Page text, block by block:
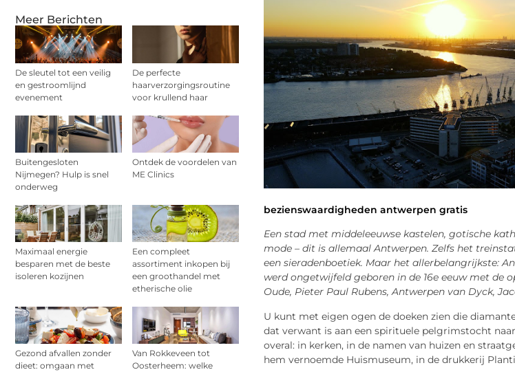
Meer Berichten
De sleutel tot een veilig
en gestroomlijnd
evenement
De perfecte
haarverzorgingsroutine
voor krullend haar
Buitengesloten
Nijmegen? Hulp is snel
onderweg
Ontdek de voordelen van
ME Clinics
Maximaal energie
besparen met de beste
isoleren kozijnen
Een compleet
assortiment inkopen bij
een groothandel met
etherische olie
Gezond afvallen zonder
dieet: omgaan met
Van Rokkeveen tot
Oosterheem: welke
bezienswaardigheden antwerpen gratis
Een stad met middeleeuwse kastelen, gotische
mode – dit is allemaal Antwerpen. Zelfs het
een sieradenboetiek. Maar het allerbelangrijkste:
werd ongetwijfeld geboren in de 16e eeuw met de
Oude, Pieter Paul Rubens, Antwerpen van Dyck,
U kunt met eigen ogen de doeken zien die
dat verwant is aan een spirituele pelgrimstocht
overal: in kerken, in de namen van huizen en
hem vernoemde Huismuseum, in de drukkerij